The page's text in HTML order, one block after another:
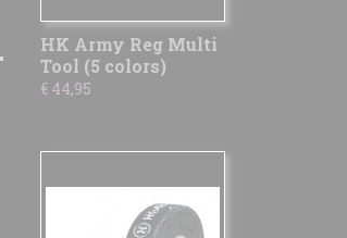
HK Army Reg Multi
Tool (5 colors)
€ 44,95